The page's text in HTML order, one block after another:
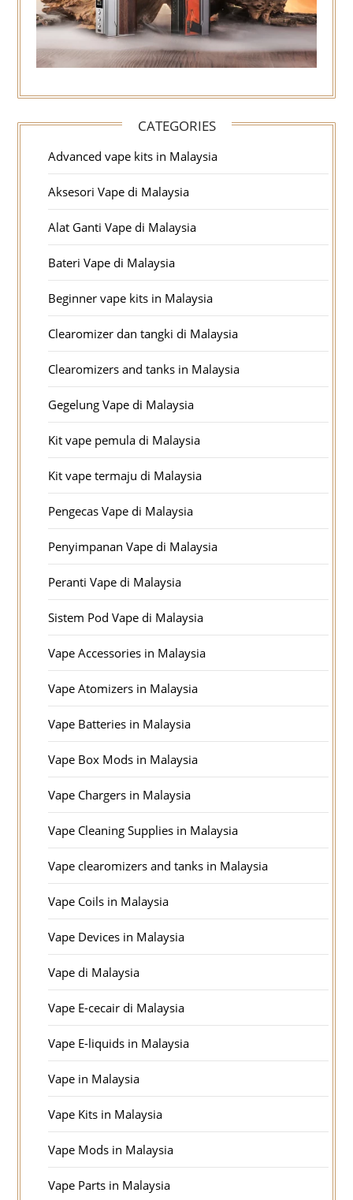
CATEGORIES
Advanced vape kits in Malaysia
Aksesori Vape di Malaysia
Alat Ganti Vape di Malaysia
Bateri Vape di Malaysia
Beginner vape kits in Malaysia
Clearomizer dan tangki di Malaysia
Clearomizers and tanks in Malaysia
Gegelung Vape di Malaysia
Kit vape pemula di Malaysia
Kit vape termaju di Malaysia
Pengecas Vape di Malaysia
Penyimpanan Vape di Malaysia
Peranti Vape di Malaysia
Sistem Pod Vape di Malaysia
Vape Accessories in Malaysia
Vape Atomizers in Malaysia
Vape Batteries in Malaysia
Vape Box Mods in Malaysia
Vape Chargers in Malaysia
Vape Cleaning Supplies in Malaysia
Vape clearomizers and tanks in Malaysia
Vape Coils in Malaysia
Vape Devices in Malaysia
Vape di Malaysia
Vape E-cecair di Malaysia
Vape E-liquids in Malaysia
Vape in Malaysia
Vape Kits in Malaysia
Vape Mods in Malaysia
Vape Parts in Malaysia